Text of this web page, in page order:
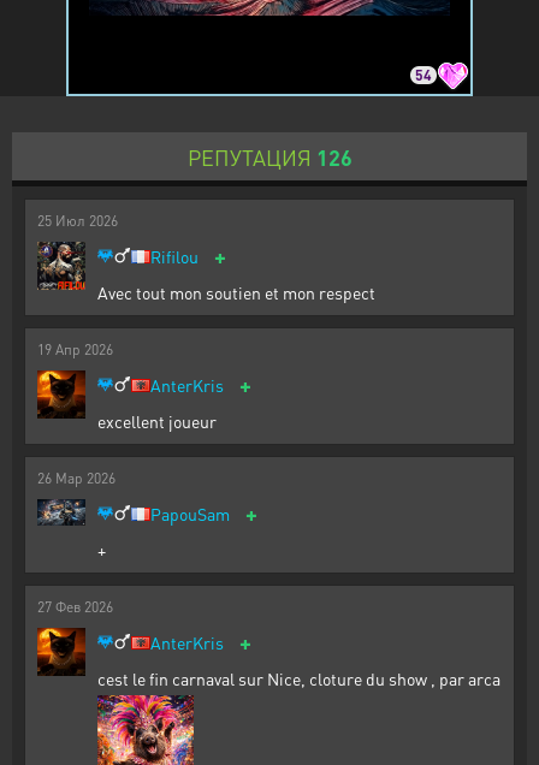
54
РЕПУТАЦИЯ 126
25 Июл 2026
Rifilou +
Avec tout mon soutien et mon respect
19 Апр 2026
AnterKris +
excellent joueur
26 Мар 2026
PapouSam +
+
27 Фев 2026
AnterKris +
cest le fin carnaval sur Nice, cloture du show , par arca